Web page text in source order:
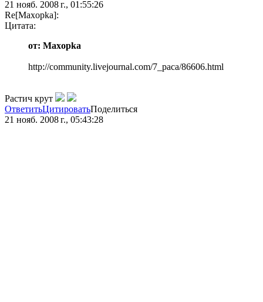
21 нояб. 2008 г., 01:55:26
Re[Maxopka]:
Цитата:
от: Maxopka
http://community.livejournal.com/7_paca/86606.html
Растич крут
ОтветитьЦитироватьПоделиться
21 нояб. 2008 г., 05:43:28